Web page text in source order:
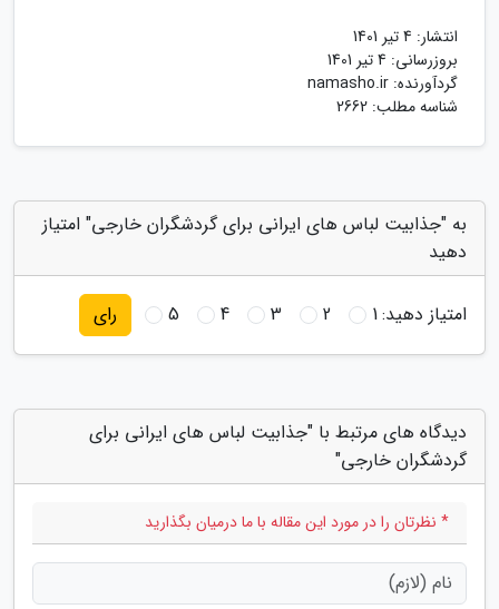
انتشار: 4 تیر 1401
بروزرسانی: 4 تیر 1401
گردآورنده: namasho.ir
شناسه مطلب: 2662
به "جذابیت لباس های ایرانی برای گردشگران خارجی" امتیاز
دهید
امتیاز دهید:1
2
3
4
5 رای
دیدگاه های مرتبط با "جذابیت لباس های ایرانی برای
گردشگران خارجی"
* نظرتان را در مورد این مقاله با ما درمیان بگذارید